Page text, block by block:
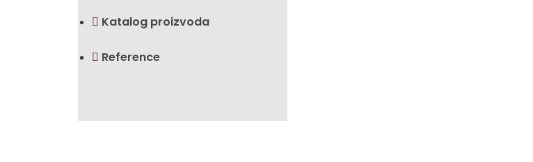
Katalog proizvoda
Reference